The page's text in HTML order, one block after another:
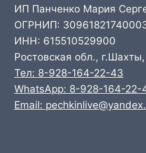
ИП Панченко Мария
ОГРНИП:
ИНН: 615510529900
Ростовская обл.,
Тел: 8-928-164-22-43
WhatsApp: 8-928-164-22-
Email: